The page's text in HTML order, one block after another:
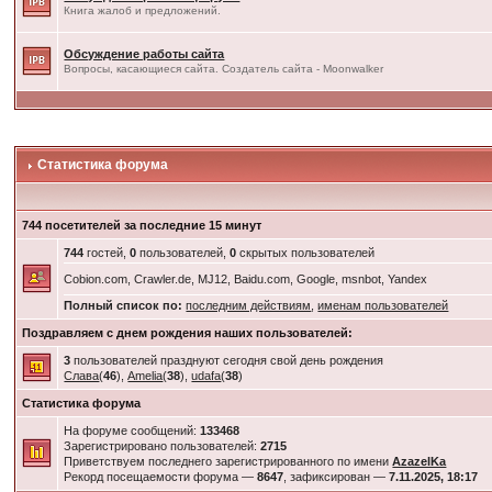
Книга жалоб и предложений.
Обсуждение работы сайта
Вопросы, касающиеся сайта. Создатель сайта - Moonwalker
Статистика форума
744 посетителей за последние 15 минут
744 гостей,0 пользователей,0 скрытых пользователей
Cobion.com, Crawler.de, MJ12, Baidu.com, Google, msnbot, Yandex
Полный список по: последним действиям ,именам пользователей
Поздравляем с днем рождения наших пользователей:
3 пользователей празднуют сегодня свой день рождения
Слава(46),Amelia(38),udafa(38)
Статистика форума
На форуме сообщений:133468
Зарегистрировано пользователей:2715
Приветствуем последнего зарегистрированного по имениAzazelKa
Рекорд посещаемости форума —8647 , зафиксирован —7.11.2025, 18:17